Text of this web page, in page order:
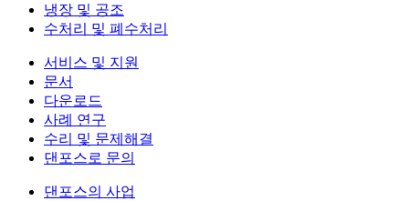
냉장 및 공조
수처리 및 폐수처리
서비스 및 지원
문서
다운로드
사례 연구
수리 및 문제해결
댄포스로 문의
댄포스의 사업